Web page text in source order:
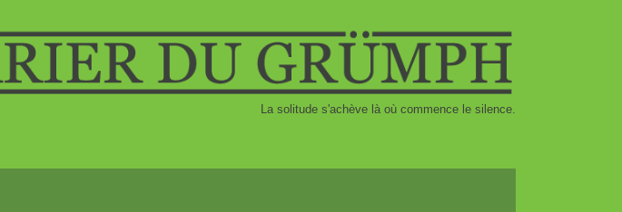
La solitude s'achève là où commence le silence.